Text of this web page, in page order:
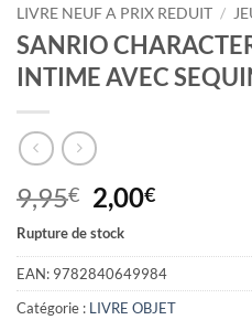
LIVRE NEUF A PRIX REDUIT /
SANRIO
INTIME AVEC
9,95€ Le
prix
initial
était :
9,95€.
2,00€Le
actuel
est :
2,00€.
Rupture de stock
EAN: 9782840649984
Catégorie : LIVRE OBJET